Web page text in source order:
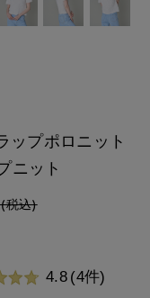
ップポロニット
ニット
税込)
4.8 (4件)